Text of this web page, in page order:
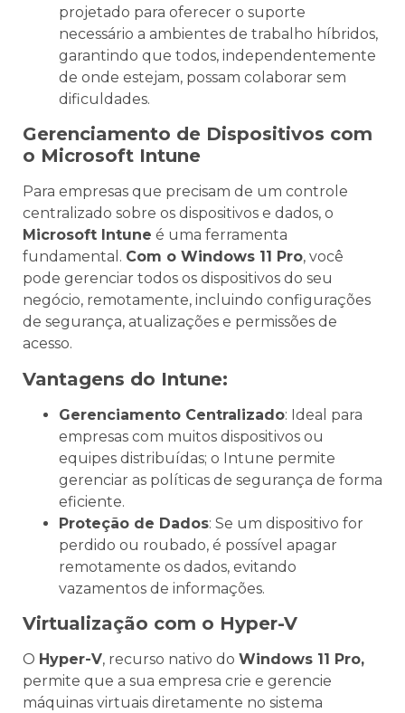
projetado para oferecer o suporte
necessário a ambientes de trabalho híbridos,
garantindo que todos, independentemente
de onde estejam, possam colaborar sem
dificuldades.
Gerenciamento de Dispositivos com
o Microsoft Intune
Para empresas que precisam de um controle
centralizado sobre os dispositivos e dados, o
Microsoft Intune é uma ferramenta
fundamental. Com o Windows 11 Pro, você
pode gerenciar todos os dispositivos do seu
negócio, remotamente, incluindo configurações
de segurança, atualizações e permissões de
acesso.
Vantagens do Intune:
Gerenciamento Centralizado: Ideal para
empresas com muitos dispositivos ou
equipes distribuídas; o Intune permite
gerenciar as políticas de segurança de forma
eficiente.
Proteção de Dados: Se um dispositivo for
perdido ou roubado, é possível apagar
remotamente os dados, evitando
vazamentos de informações.
Virtualização com o Hyper-V
O Hyper-V, recurso nativo do Windows 11 Pro,
permite que a sua empresa crie e gerencie
máquinas virtuais diretamente no sistema